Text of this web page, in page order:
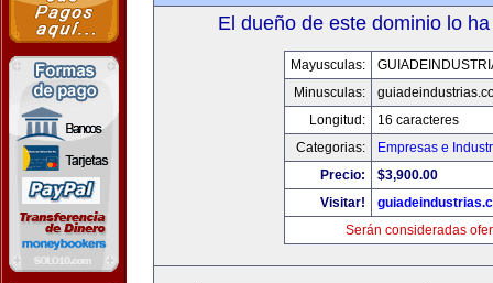
El dueño de este dominio lo
Mayusculas:
Minusculas:
Longitud:
16 caracteres
Categorias:
Empresas e
Precio:
$3,900.00
Visitar!
Serán consideradas